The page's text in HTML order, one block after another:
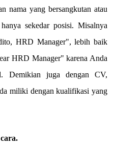
nama yang bersangkutan atau
sekedar posisi. Misalnya
HRD Manager", lebih baik
HRD Manager" karena Anda
Demikian juga dengan CV,
miliki dengan kualifikasi yang